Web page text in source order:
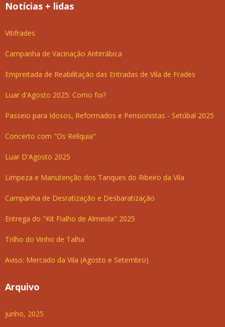
Notícias + lidas
Vitifrades
Campanha de Vacinação Antirrábica
Empreitada de Reabilitação das Entradas de Vila de Frades
Luar d'Agosto 2025: Como foi?
Passeio para Idosos, Reformados e Pensionistas - Setúbal 2025
Concerto com "Os Relíquia"
Luar D'Agosto 2025
Limpeza e Manutenção dos Tanques do Ribeiro da Vila
Campanha de Desratização e Desbaratização
Entrega do "Kit Fialho de Almeida" 2025
Trilho do Vinho de Talha
Aviso: Mercado da Vila (Agosto e Setembro)
Arquivo
junho, 2025